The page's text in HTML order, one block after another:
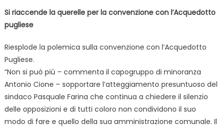
Si riaccende la querelle per la convenzione con l’Acquedotto
pugliese
Riesplode la polemica sulla convenzione con l’Acquedotto
Pugliese.
“Non si può più – commenta il capogruppo di minoranza
Antonio Cione – sopportare l’atteggiamento presuntuoso del
sindaco Pasquale Farina che continua a chiedere il silenzio
delle opposizioni e di tutti coloro non condividono il suo
modo di fare e quello della sua amministrazione comunale. Il